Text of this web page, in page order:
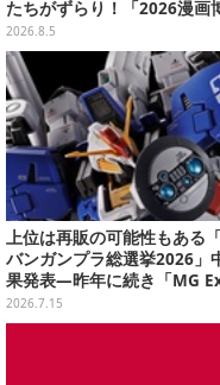
たちがずらり！「2026漫画
会」美麗コンパニオンまとめ
像39枚】
2026.8.5
上位は再販の可能性もある
バンガンプラ総選挙2026」
果発表―昨年に続き「MG
ンダム/Sガンダム」が強い！
20も注目
2026.7.15